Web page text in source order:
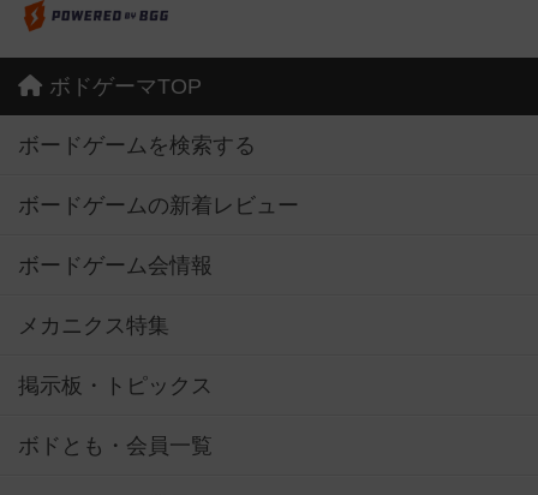
ボドゲーマTOP
ボードゲームを検索する
ボードゲームの新着レビュー
ボードゲーム会情報
メカニクス特集
掲示板・トピックス
ボドとも・会員一覧